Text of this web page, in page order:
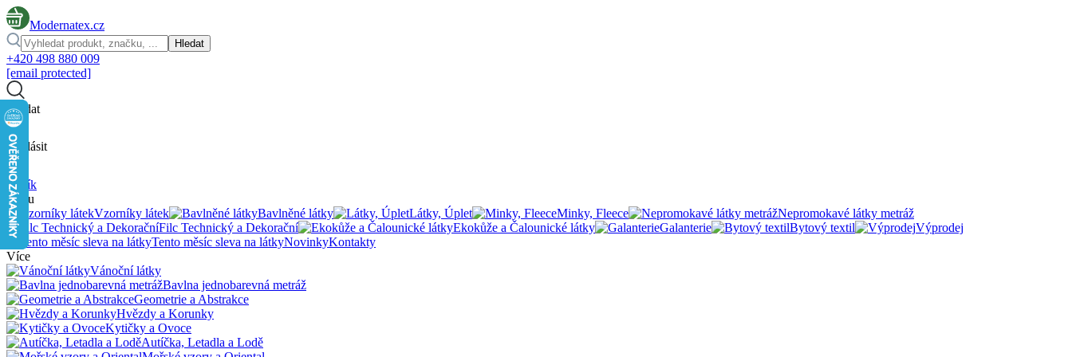
Modernatex.cz
Hledat
+420 498 880 009
[email protected]
Hledat
Přihlásit
Košík
menu
Vzorníky látek
Bavlněné látky Látky, Úplet Minky, Fleece
Nepromokavé látky metráž
Filc Technický a Dekorační
Ekokůže a Čalounické látky Galanterie Bytový textil
Výprodej
Tento měsíc sleva na látkyNovinkyKontakty
Více
Vánoční látky
Bavlna jednobarevná metráž
Geometrie a Abstrakce
Hvězdy a Korunky
Kytičky a Ovoce
Autíčka, Letadla a Lodě